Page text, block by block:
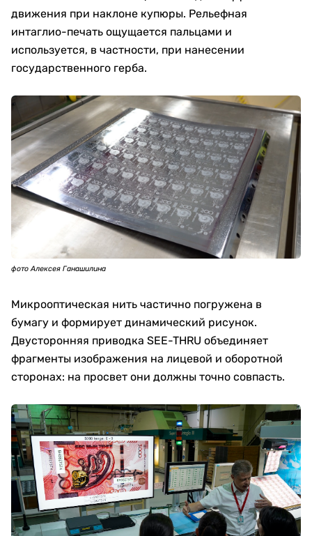
движения при наклоне купюры. Рельефная
интаглио-печать ощущается пальцами и
используется, в частности, при нанесении
государственного герба.
фото Алексея Ганашилина
Микрооптическая нить частично погружена в
бумагу и формирует динамический рисунок.
Двусторонняя приводка SEE-THRU объединяет
фрагменты изображения на лицевой и оборотной
сторонах: на просвет они должны точно совпасть.